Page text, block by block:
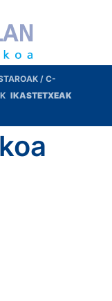
/ C-
IKASTETXEAK